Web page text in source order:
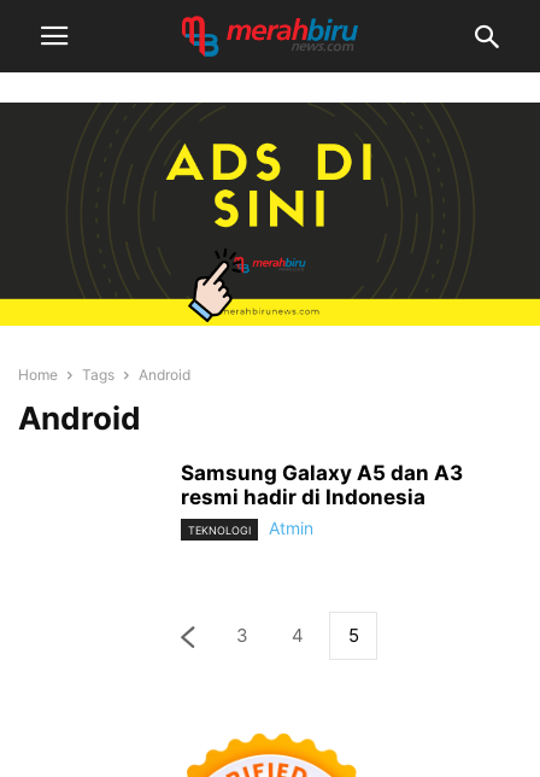
Home Tags Android
Android
Samsung Galaxy A5 dan A3
resmi hadir di Indonesia
TEKNOLOGI Atmin
3 4 5